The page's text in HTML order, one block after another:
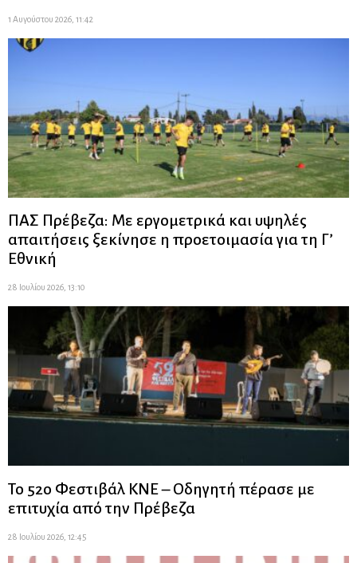
1 Αυγούστου 2026, 11:42
ΠΑΣ Πρέβεζα: Με εργομετρικά και υψηλές
απαιτήσεις ξεκίνησε η προετοιμασία για τη Γ’
Εθνική
28 Ιουλίου 2026, 13:10
Το 52ο Φεστιβάλ ΚΝΕ – Οδηγητή πέρασε με
επιτυχία από την Πρέβεζα
28 Ιουλίου 2026, 12:45